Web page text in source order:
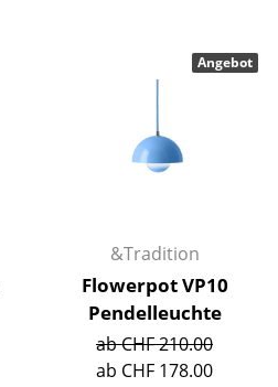
&Tradition
Flowerpot VP10
Pendelleuchte
ab CHF 210.00
ab CHF 178.00
Angebot